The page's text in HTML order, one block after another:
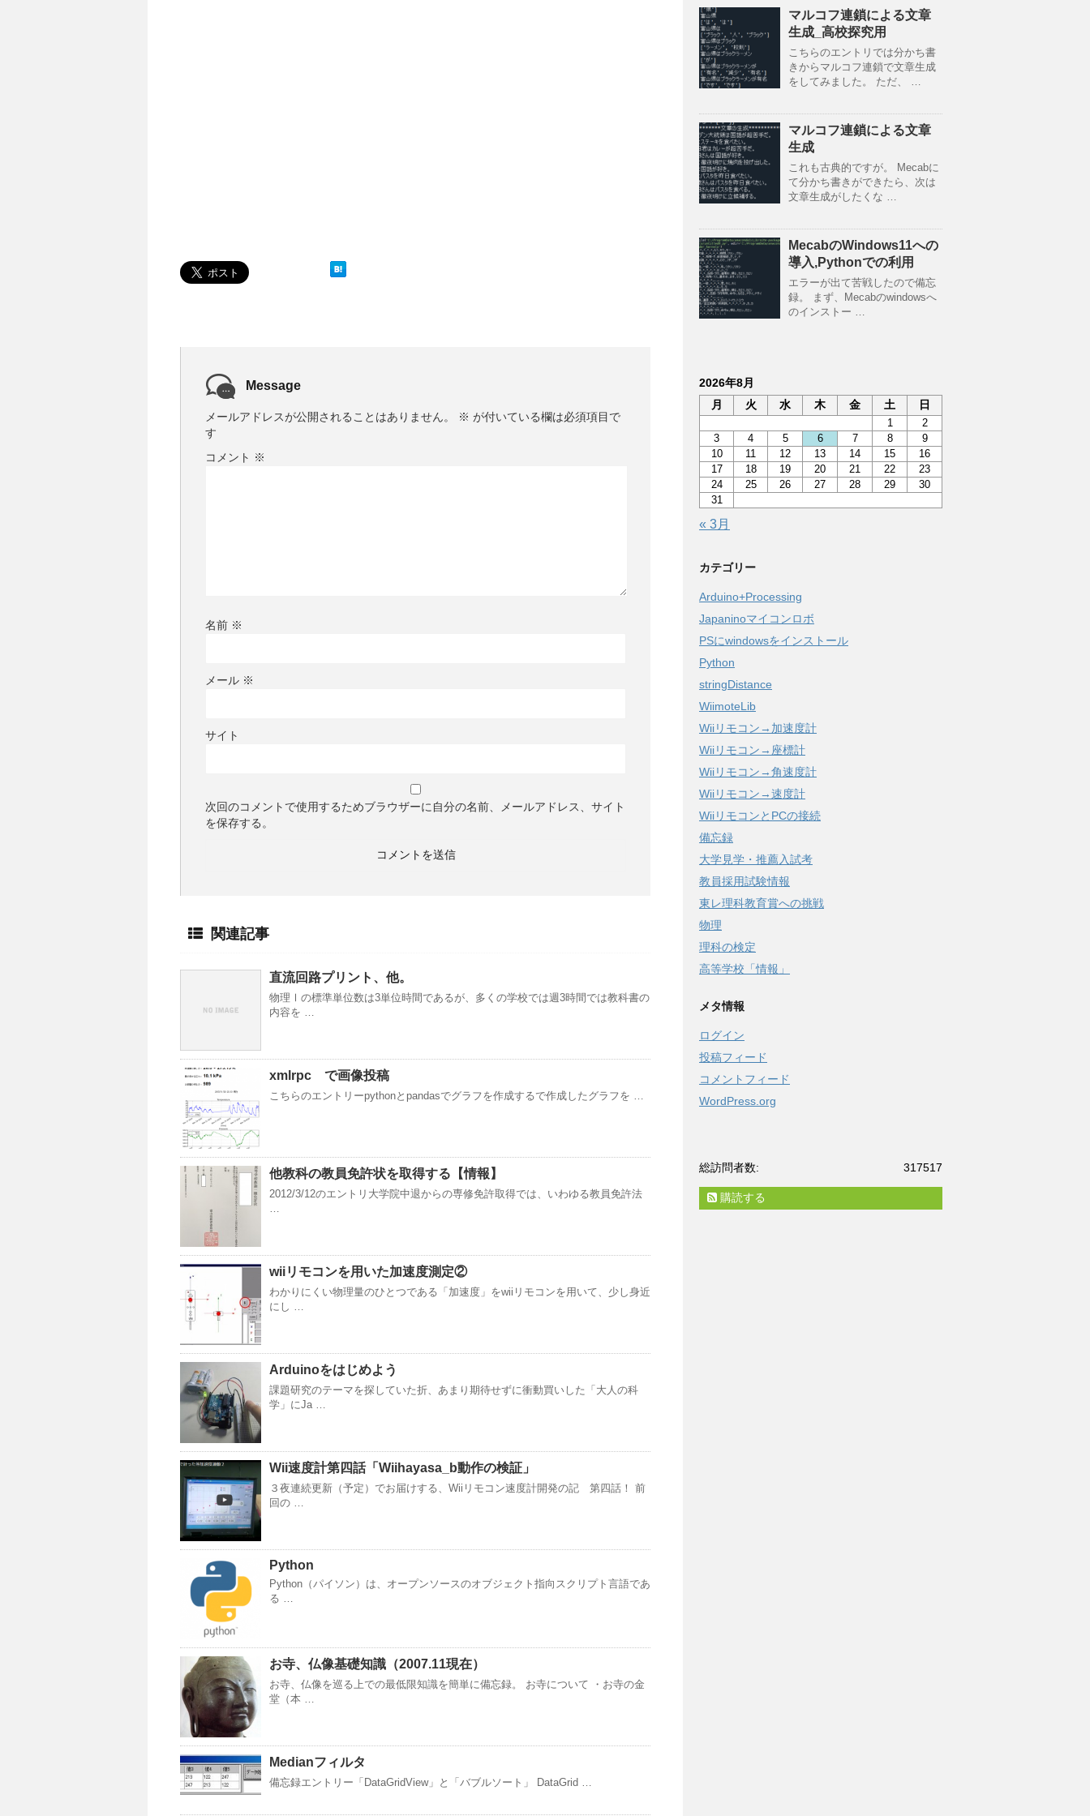
Message
メールアドレスが公開されることはありません。 ※ が付いている欄は必須項目で
す
コメント ※
名前 ※
メール ※
サイト
次回のコメントで使用するためブラウザーに自分の名前、メールアドレス、サイト
を保存する。
関連記事
直流回路プリント、他。
物理Ⅰの標準単位数は3単位時間であるが、多くの学校では週3時間では教科書の
内容を …
xmlrpc で画像投稿
こちらのエントリーpythonとpandasでグラフを作成するで作成したグラフを …
他教科の教員免許状を取得する【情報】
2012/3/12のエントリ大学院中退からの専修免許取得では、いわゆる教員免許法
…
wiiリモコンを用いた加速度測定②
わかりにくい物理量のひとつである「加速度」をwiiリモコンを用いて、少し身近
にし …
Arduinoをはじめよう
課題研究のテーマを探していた折、あまり期待せずに衝動買いした「大人の科
学」にJa …
Wii速度計第四話「Wiihayasa_b動作の検証」
３夜連続更新（予定）でお届けする、Wiiリモコン速度計開発の記 第四話！ 前
回の …
Python
Python（パイソン）は、オープンソースのオブジェクト指向スクリプト言語であ
る …
お寺、仏像基礎知識（2007.11現在）
お寺、仏像を巡る上での最低限知識を簡単に備忘録。 お寺について ・お寺の金
堂（本 …
Medianフィルタ
備忘録エントリー「DataGridView」と「バブルソート」 DataGrid …
マルコフ連鎖による文章
生成_高校探究用
こちらのエントリでは分かち書
きからマルコフ連鎖で文章生成
をしてみました。 ただ、 …
マルコフ連鎖による文章
生成
これも古典的ですが。 Mecabに
て分かち書きができたら、次は
文章生成がしたくな …
MecabのWindows11への
導入,Pythonでの利用
エラーが出て苦戦したので備忘
録。 まず、Mecabのwindowsへ
のインストー …
2026年8月
月
火 水 木 金 土 日
1
2
3
4 5 6 7 8
9
10
11 12 13 14 15
16
17
18 19 20 21 22
23
24
25 26 27 28 29
30
31
« 3月
カテゴリー
Arduino+Processing
Japaninoマイコンロボ
PSにwindowsをインストール
Python
stringDistance
WiimoteLib
Wiiリモコン→加速度計
Wiiリモコン→座標計
Wiiリモコン→角速度計
Wiiリモコン→速度計
WiiリモコンとPCの接続
備忘録
大学見学・推薦入試考
教員採用試験情報
東レ理科教育賞への挑戦
物理
理科の検定
高等学校「情報」
メタ情報
ログイン
投稿フィード
コメントフィード
WordPress.org
317517
総訪問者数:
購読する